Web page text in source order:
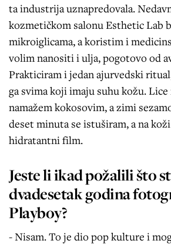
ta industrija uznapredovala.
kozmetičkom salonu Esthetic Lab
mikroiglicama, a koristim i
volim nanositi i ulja, pogotovo od
Prakticiram i jedan ajurvedski
ga svima koji imaju suhu kožu.
namažem kokosovim, a zimi
deset minuta se istuširam, a na
hidratantni film.
Jeste li ikad požalili što
dvadesetak godina
Playboy?
- Nisam. To je dio pop kulture i